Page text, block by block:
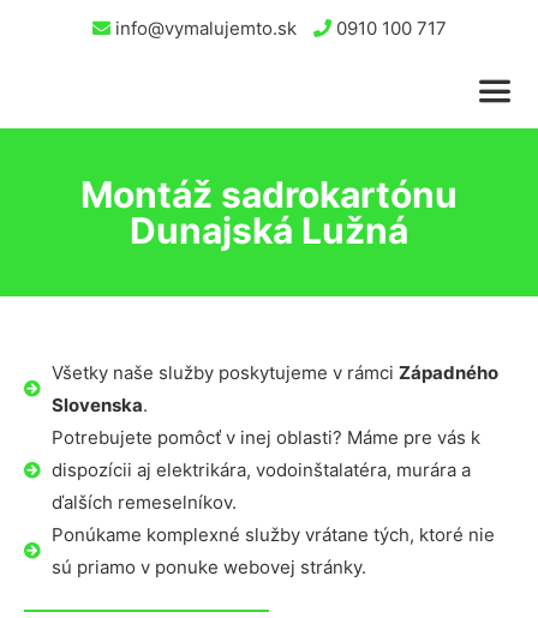
info@vymalujemto.sk 0910 100 717
Montáž sadrokartónu
Dunajská Lužná
Všetky naše služby poskytujeme v rámci Západného
Slovenska.
Potrebujete pomôcť v inej oblasti? Máme pre vás k
dispozícii aj elektrikára, vodoinštalatéra, murára a
ďalších remeselníkov.
Ponúkame komplexné služby vrátane tých, ktoré nie
sú priamo v ponuke webovej stránky.